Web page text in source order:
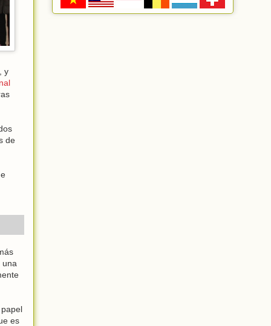
y
de
una
es